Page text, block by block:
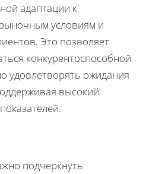
адаптации к
условиям и
Это позволяет
конкурентоспособной
удовлетворять ожидания
высокий
подчеркнуть